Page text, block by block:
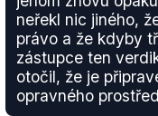
neřekl nic jiného,
právo a že kdyby
zástupce ten
otočil, že je
opravného